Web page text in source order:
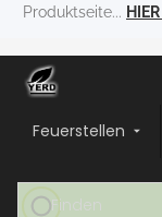
Produktseite... HIER
Feuerstellen